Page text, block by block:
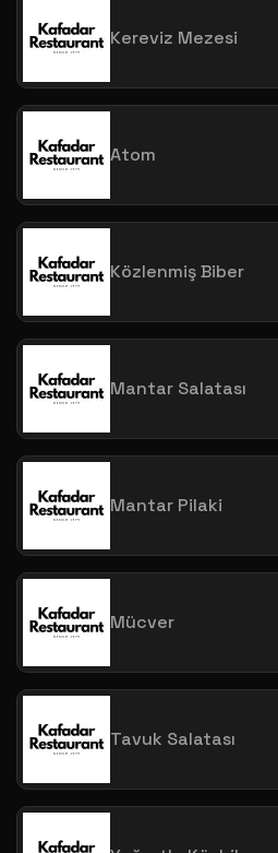
Kereviz Mezesi
Atom
Közlenmiş Biber
Mantar Salatası
Mantar Pilaki
Mücver
Tavuk Salatası